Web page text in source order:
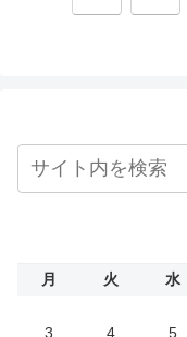
月 火 水
3
4 5